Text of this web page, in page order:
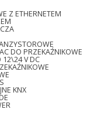
Z ETHERNETEM
DO PRZEKAŹNIKOWE
12\24 V DC
KNX